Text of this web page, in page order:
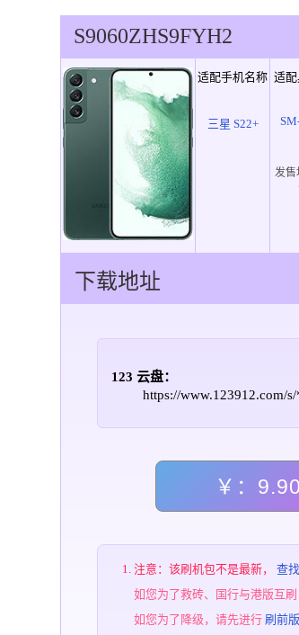
S9060ZHS9FYH2
适配手机名称 适
三星 S22+
发售
下载地址
123 云盘：
https://
￥：
注意：该刷机包不是最新，查找
如您为了救砖、国行与港版互刷
如您为了降级，请先进行 刷前